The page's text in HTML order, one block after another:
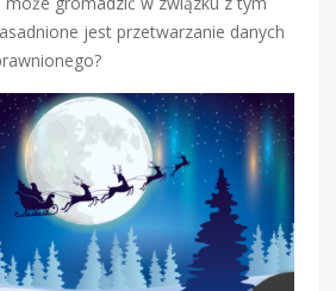
jest przetwarzanie danych